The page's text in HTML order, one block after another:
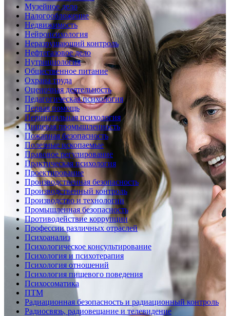
Музейное дело
Налогообложение
Недвижимость
Нейропсихология
Неразрушающий контроль
Нефтегазовое дело
Нутрициология
Общественное питание
Охрана труда
Оценочная деятельность
Педагогическая психология
Первая помощь
Перинатальная психология
Пищевая промышленность
Пожарная безопасность
Полезные ископаемые
Правовое регулирование
Практическая психология
Проектирование
Производственная безопасность
Производственный контроль
Производство и технологии
Промышленная безопасность
Противодействие коррупции
Профессии различных отраслей
Психоанализ
Психологическое консультирование
Психология и психотерапия
Психология отношений
Психология пищевого поведения
Психосоматика
ПТМ
Радиационная безопасность и радиационный контроль
Радиосвязь, радиовещание и телевидение